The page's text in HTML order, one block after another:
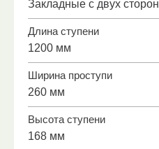
Закладные с двух сторон
Длина ступени
1200 мм
Ширина проступи
260 мм
Высота ступени
168 мм